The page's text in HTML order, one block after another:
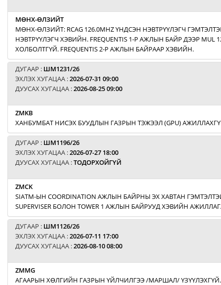
МӨНХ-ӨЛЗИЙТ
МӨНХ-ӨЛЗИЙТ: RCAG 126.0MHZ ҮНДСЭН НЭВТРҮҮЛЭГЧ
НЭВТРҮҮЛЭГЧ ХЭВИЙН. FREQUENTIS 1-Р АЖЛЫН БАЙР ДЭЭР MUL
ХОЛБОЛТГҮЙ. FREQUENTIS 2-Р АЖЛЫН БАЙРААР ХЭВИЙН.
ДУГААР : ШМ1231/26
ЭХЛЭХ ХУГАЦАА :2026-07-31 09:00
ДУУСАХ ХУГАЦАА :2026-08-25 09:00
ZMKB
ХАНБУМБАТ НИСЭХ БУУДЛЫН ГАЗРЫН ТЭЖЭЭЛ (GPU)
ДУГААР : ШМ1196/26
ЭХЛЭХ ХУГАЦАА :2026-07-27 18:00
ДУУСАХ ХУГАЦАА :ТОДОРХОЙГҮЙ
ZMCK
SIATM-ЫН COORDINATION АЖЛЫН БАЙРНЫ ЭХ ХАВТАН
SUPERVISER БОЛОН TOWER 1 АЖЛЫН БАЙРУУД ХЭВИЙН
ДУГААР : ШМ1126/26
ЭХЛЭХ ХУГАЦАА :2026-07-11 17:00
ДУУСАХ ХУГАЦАА :2026-08-10 08:00
ZMMG
АГААРЫН ХӨЛГИЙН ГАЗРЫН ҮЙЛЧИЛГЭЭ /МАРШАЛ/ ҮЗҮҮЛЭХГҮЙ.